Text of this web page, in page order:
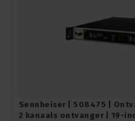
Sennheiser | 508475 |
2 kanaals ontvanger | 19-